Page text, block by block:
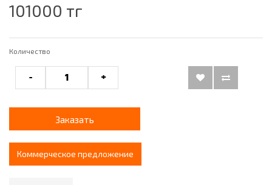
101000 тг
Количество
- +
Заказать
Коммерческое предложение